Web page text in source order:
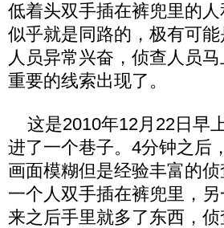
低着头双手插在裤兜里的
似乎就是同路的，极有可
人员异常兴奋，侦查人员
重要的线索出现了。
这是2010年12月22日早
进了一个巷子。4分钟之后
画面模糊但是经验丰富的
一个人双手插在裤兜里，
来之后手里就多了东西，